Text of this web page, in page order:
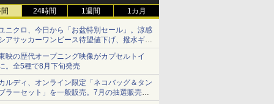
24時間 1週間 1カ月
ニクロ、今日から「お盆特別セール」。涼感
アサッカーワンピース待望値下げ、撥水ギア
ョーツは1990円に
映の歴代オープニング映像がカプセルトイ
。全5種で8月下旬発売
ルディ、オンライン限定「ネコバッグ＆タン
ラーセット」を一般販売。7月の抽選販売の
選無効分